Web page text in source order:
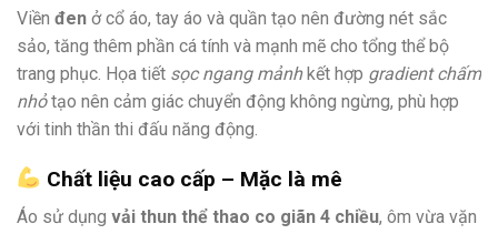
Viền đen ở cổ áo, tay áo và quần tạo nên đường nét sắc
sảo, tăng thêm phần cá tính và mạnh mẽ cho tổng thể bộ
trang phục. Họa tiết sọc ngang mảnhkết hợp gradient chấm
nhỏtạo nên cảm giác chuyển động không ngừng, phù hợp
với tinh thần thi đấu năng động.
Chất liệu cao cấp – Mặc là mê
Áo sử dụng vải thun thể thao co giãn 4 chiều, ôm vừa vặn